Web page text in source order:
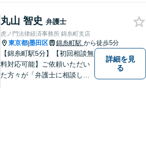
借金・債務整理／相続などの
幅広い分野に対応可能。お気
軽にご相談ください。
丸山 智史 弁護士
虎ノ門法律経済事務所 錦糸町支店
東京都|墨田区 錦糸町駅 から徒歩5分
【錦糸町駅5分】【初回相談無
料対応可能】ご依頼いただい
た方々が「弁護士に相談して
詳細を見
る